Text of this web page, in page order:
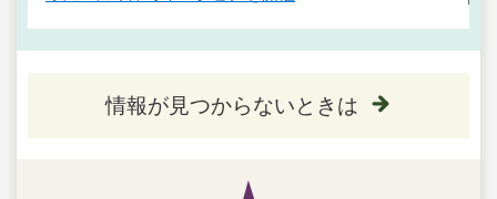
情報が見つからないときは